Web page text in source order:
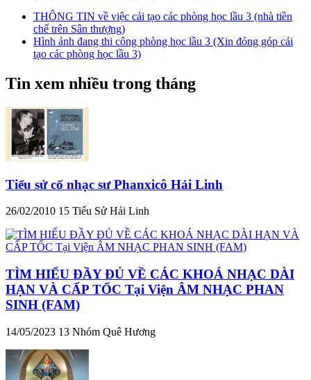
THÔNG TIN về việc cải tạo các phòng học lầu 3 (nhà tiền
chế trên Sân thượng)
Hình ảnh đang thi công phòng học lầu 3 (Xin đóng góp cải
tạo các phòng học lầu 3)
Tin xem nhiều trong tháng
Tiểu sử cố nhạc sư Phanxicô Hải Linh
26/02/2010 15 Tiểu Sử Hải Linh
TÌM HIỂU ĐẦY ĐỦ VỀ CÁC KHOÁ NHẠC DÀI
HẠN VÀ CẤP TỐC Tại Viện ÂM NHẠC PHAN
SINH (FAM)
14/05/2023 13 Nhóm Quê Hương